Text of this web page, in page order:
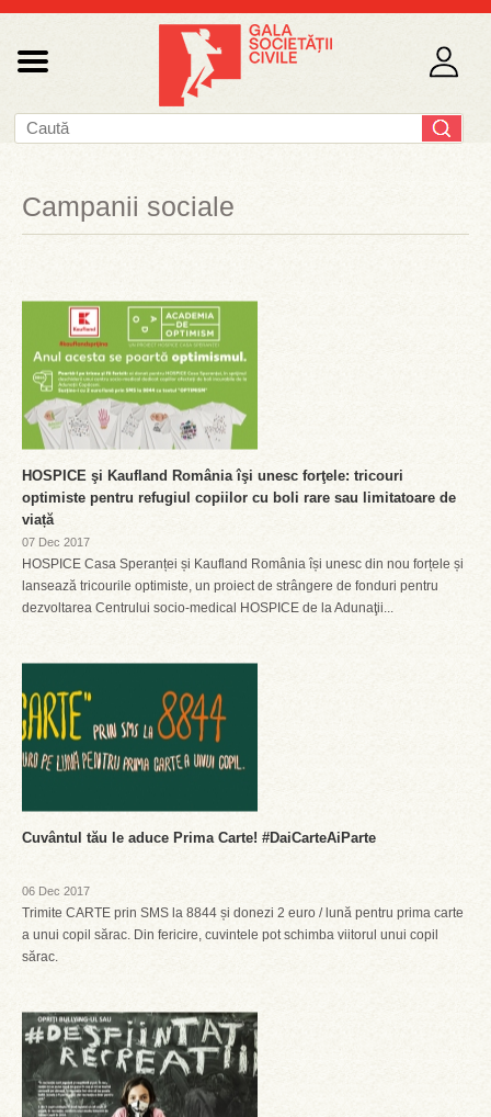
Campanii sociale
HOSPICE şi Kaufland România îşi unesc forţele: tricouri
optimiste pentru refugiul copiilor cu boli rare sau limitatoare de
viață
07 Dec 2017
HOSPICE Casa Speranței și Kaufland România își unesc din nou forțele și
lansează tricourile optimiste, un proiect de strângere de fonduri pentru
dezvoltarea Centrului socio-medical HOSPICE de la Adunaţii...
Cuvântul tău le aduce Prima Carte! #DaiCarteAiParte
06 Dec 2017
Trimite CARTE prin SMS la 8844 și donezi 2 euro / lună pentru prima carte
a unui copil sărac. Din fericire, cuvintele pot schimba viitorul unui copil
sărac.